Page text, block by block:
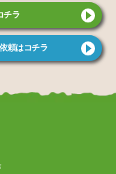
チラ
頼はコチラ